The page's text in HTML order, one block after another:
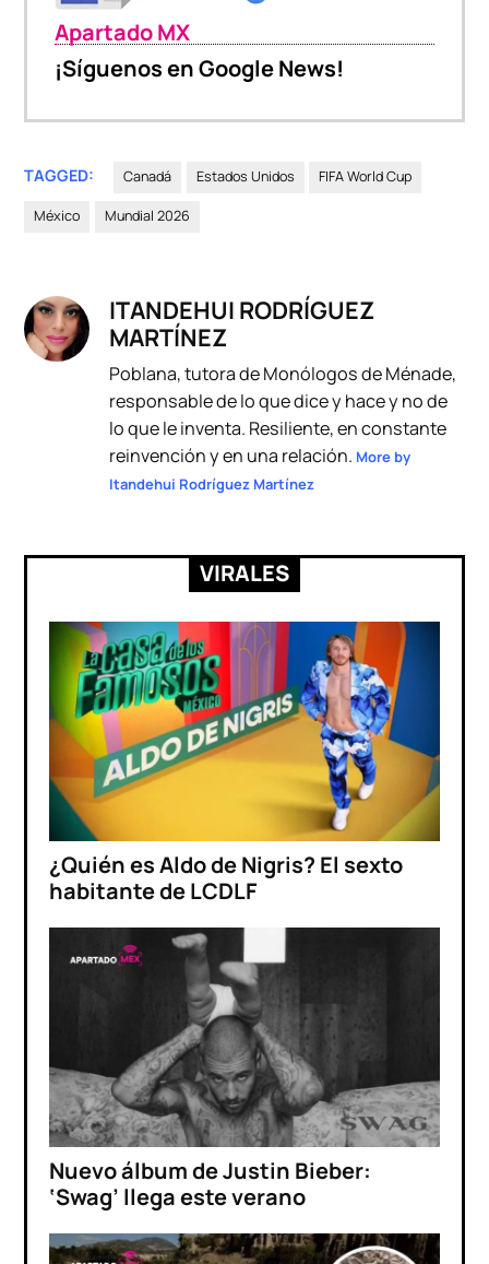
Apartado MX
¡Síguenos en Google News!
TAGGED: Canadá Estados Unidos FIFA World Cup
México Mundial 2026
ITANDEHUI RODRÍGUEZ
MARTÍNEZ
Poblana, tutora de Monólogos de Ménade,
responsable de lo que dice y hace y no de
lo que le inventa. Resiliente, en constante
reinvención y en una relación. More by
Itandehui Rodríguez Martínez
VIRALES
¿Quién es Aldo de Nigris? El sexto
habitante de LCDLF
Nuevo álbum de Justin Bieber:
‘Swag’ llega este verano